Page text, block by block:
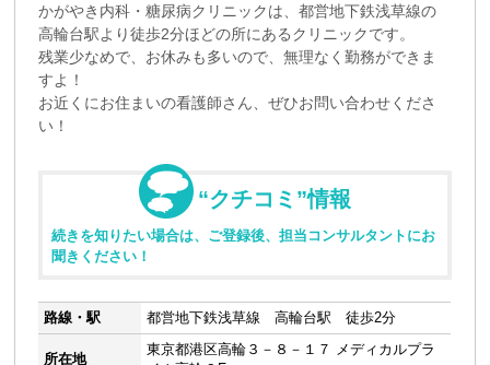
かがやき内科・糖尿病クリニックは、都営地下鉄浅草線の
高輪台駅より徒歩2分ほどの所にあるクリニックです。
残業少なめで、お休みも多いので、無理なく勤務ができま
すよ！
お近くにお住まいの看護師さん、ぜひお問い合わせくださ
い！
“クチコミ”情報
続きを知りたい場合は、ご登録後、担当コンサルタントにお
聞きください！
路線・駅 都営地下鉄浅草線 高輪台駅 徒歩2分
所在地
東京都港区高輪３－８－１７ メディカルプラ